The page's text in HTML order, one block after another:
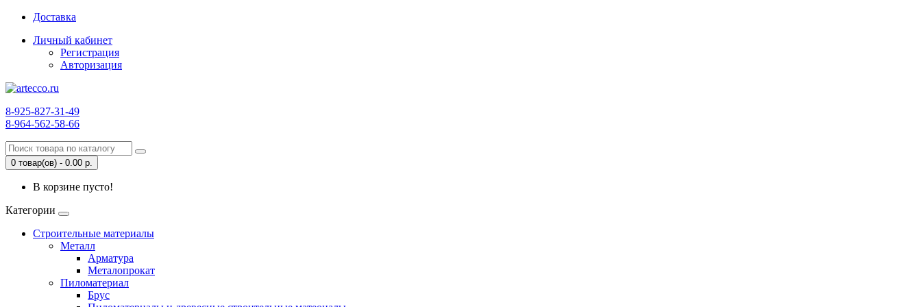
Доставка
Личный кабинет
Регистрация
Авторизация
8-925-827-31-49
8-964-562-58-66
0 товар(ов) - 0.00 р.
В корзине пусто!
Категории
Строительные материалы
Металл
Арматура
Металопрокат
Пиломатериал
Брус